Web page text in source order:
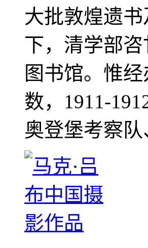
大批敦煌遗
下，清学部
图书馆。惟
数，1911-
奥登堡考察